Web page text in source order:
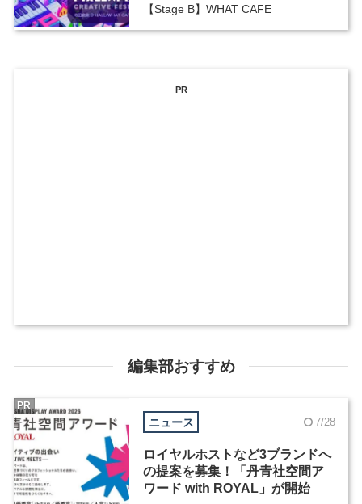
【Stage B】WHAT CAFE
PR
編集部おすすめ
ニュース 7/28
ロイヤルホストなど3ブランドへ
の提案を募集！「丹青社空間ア
ワード with ROYAL」が開始
PR